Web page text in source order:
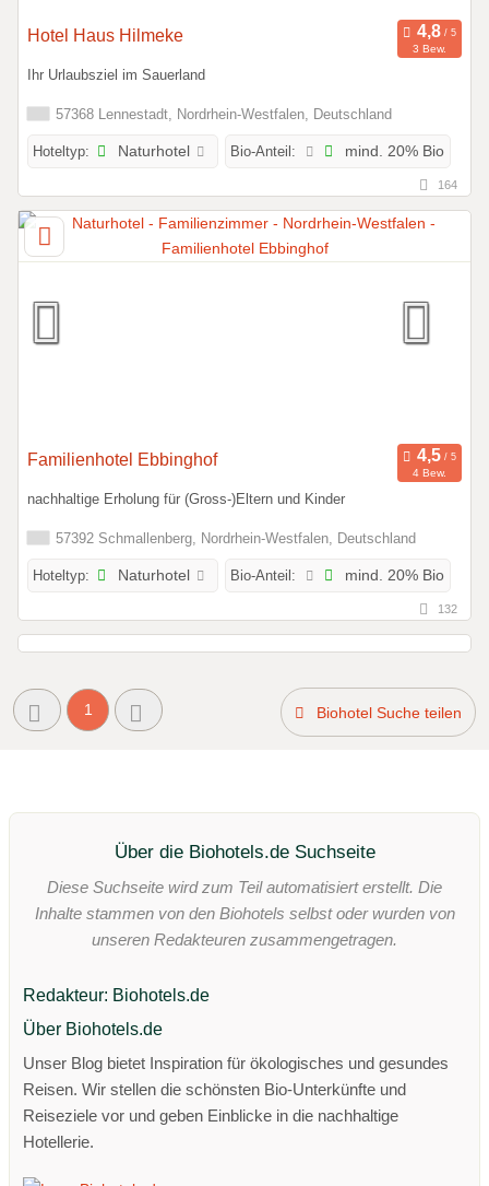
Hotel Haus Hilmeke
3 Bew.
Ihr Urlaubsziel im Sauerland
57368 Lennestadt, Nordrhein-Westfalen, Deutschland
Hoteltyp: Naturhotel Bio-Anteil: mind. 20% Bio
164
Familienhotel Ebbinghof
4 Bew.
nachhaltige Erholung für (Gross-)Eltern und Kinder
57392 Schmallenberg, Nordrhein-Westfalen, Deutschland
Hoteltyp: Naturhotel Bio-Anteil: mind. 20% Bio
132
1 Biohotel Suche teilen
Über die Biohotels.de Suchseite
Diese Suchseite wird zum Teil automatisiert erstellt. Die
Inhalte stammen von den Biohotels selbst oder wurden von
unseren Redakteuren zusammengetragen.
Redakteur: Biohotels.de
Über Biohotels.de
Unser Blog bietet Inspiration für ökologisches und gesundes
Reisen. Wir stellen die schönsten Bio-Unterkünfte und
Reiseziele vor und geben Einblicke in die nachhaltige
Hotellerie.